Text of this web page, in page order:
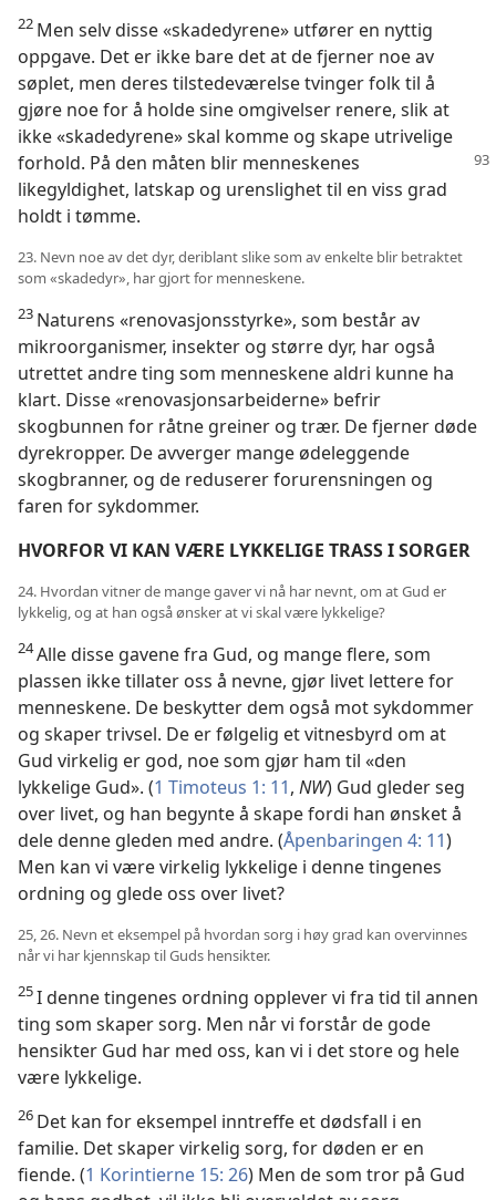
22 Men selv disse «skadedyrene» utfører en nyttig
oppgave. Det er ikke bare det at de fjerner noe av
søplet, men deres tilstedeværelse tvinger folk til å
gjøre noe for å holde sine omgivelser renere, slik at
ikke «skadedyrene» skal komme og skape utrivelige
forhold. På den måten blir menneskenes
likegyldighet, latskap og urenslighet til en viss grad
holdt i tømme.
23. Nevn noe av det dyr, deriblant slike som av enkelte blir betraktet
som «skadedyr», har gjort for menneskene.
23 Naturens «renovasjonsstyrke», som består av
mikroorganismer, insekter og større dyr, har også
utrettet andre ting som menneskene aldri kunne ha
klart. Disse «renovasjonsarbeiderne» befrir
skogbunnen for råtne greiner og trær. De fjerner døde
dyrekropper. De avverger mange ødeleggende
skogbranner, og de reduserer forurensningen og
faren for sykdommer.
HVORFOR VI KAN VÆRE LYKKELIGE TRASS I SORGER
24. Hvordan vitner de mange gaver vi nå har nevnt, om at Gud er
lykkelig, og at han også ønsker at vi skal være lykkelige?
24Alle disse gavene fra Gud, og mange flere, som
plassen ikke tillater oss å nevne, gjør livet lettere for
menneskene. De beskytter dem også mot sykdommer
og skaper trivsel. De er følgelig et vitnesbyrd om at
Gud virkelig er god, noe som gjør ham til «den
lykkelige Gud». (1 Timoteus 1: 11, NW) Gud gleder seg
over livet, og han begynte å skape fordi han ønsket å
dele denne gleden med andre. (Åpenbaringen 4: 11)
Men kan vi være virkelig lykkelige i denne tingenes
ordning og glede oss over livet?
25, 26. Nevn et eksempel på hvordan sorg i høy grad kan overvinnes
når vi har kjennskap til Guds hensikter.
25I denne tingenes ordning opplever vi fra tid til annen
ting som skaper sorg. Men når vi forstår de gode
hensikter Gud har med oss, kan vi i det store og hele
være lykkelige.
26 Det kan for eksempel inntreffe et dødsfall i en
familie. Det skaper virkelig sorg, for døden er en
fiende. (1 Korintierne 15: 26) Men de som tror på Gud